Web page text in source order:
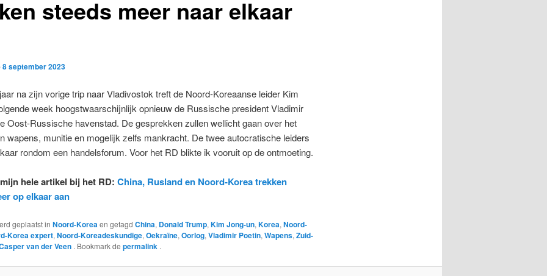
steeds meer naar elkaar
8 september 2023
na zijn vorige trip naar Vladivostok treft de Noord-Koreaanse leider Kim
week hoogstwaarschijnlijk opnieuw de Russische president Vladimir
Oost-Russische havenstad. De gesprekken zullen wellicht gaan over het
wapens, munitie en mogelijk zelfs mankracht. De twee autocratische leiders
rondom een handelsforum. Voor het RD blikte ik vooruit op de ontmoeting.
hele artikel bij het RD: China, Rusland en Noord-Korea trekken
op elkaar aan
geplaatst in Noord-Koreaen getagd China, Donald Trump, Kim Jong-un, Korea, Noord-
Korea expert, Noord-Koreadeskundige, Oekraïne, Oorlog, Vladimir Poetin, Wapens, Zuid-
van der Veen . Bookmark de permalink .